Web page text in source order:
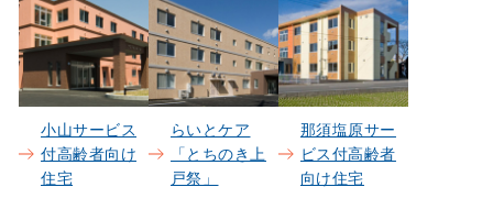
小山サービス
付高齢者向け
住宅
らいとケア
「とちのき上
戸祭」
那須塩原サー
ビス付高齢者
向け住宅